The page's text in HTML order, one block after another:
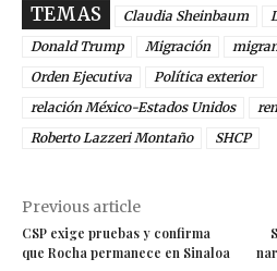
TEMAS Claudia Sheinbaum
Donald Trump
Migración
Orden Ejecutiva
Política exterior
relación México-Estados Unidos
Roberto Lazzeri Montaño
SHCP
Previous article
CSP exige pruebas y confirma
que Rocha permanece en Sinaloa